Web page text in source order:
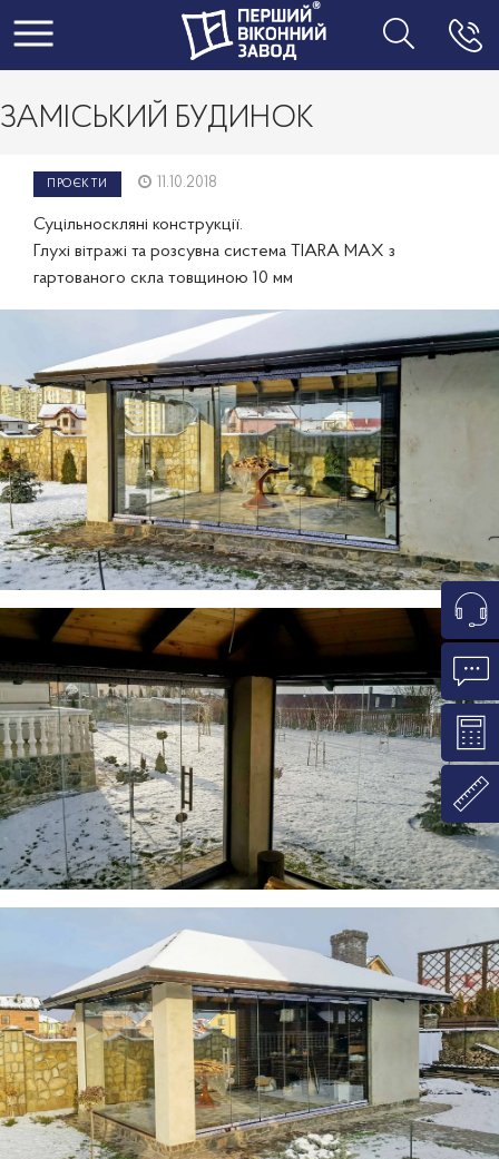
Toggle navigation
ЗАМІСЬКИЙ БУДИНОК
ПРОЄКТИ 11.10.2018
Суцільноскляні конструкції.
Глухі вітражі та розсувна система TIARA MAX з
гартованого скла товщиною 10 мм